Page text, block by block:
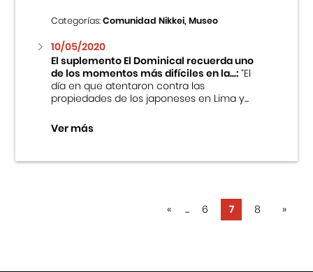
Categorías:Comunidad Nikkei, Museo
10/05/2020
El suplemento El Dominical recuerda uno
de los momentos más difíciles en la...:“El
día en que atentaron contra las
propiedades de los japoneses en Lima y...
Ver más
« ... 6 7 8 »